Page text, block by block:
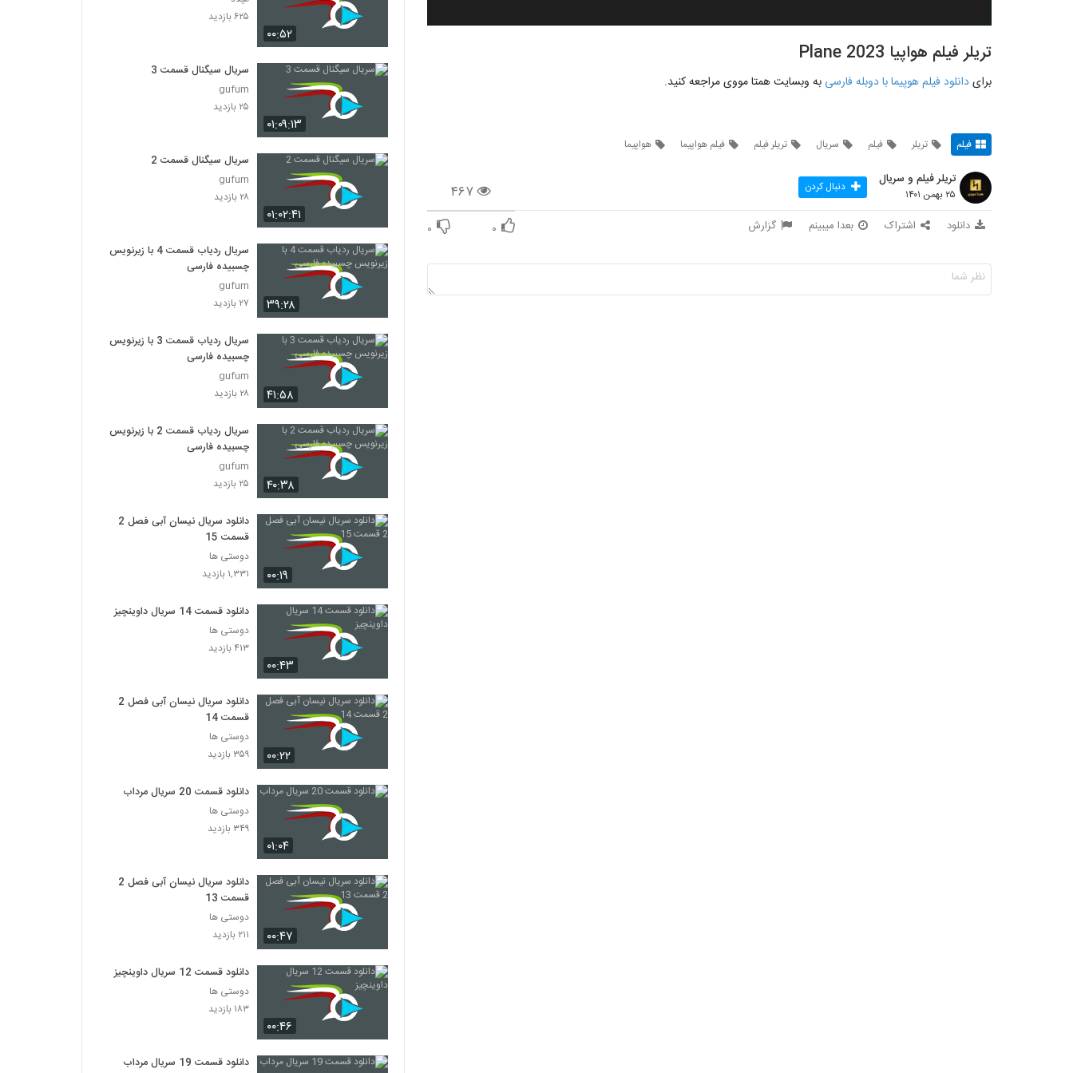
تریلر فیلم هواپیا Plane 2023
برایدانلود فیلم هوپیما با دوبله فارسی به وبسایت همتا مووی مراجعه کنید.
فیلم تریلر فیلم سریال تریلر فیلم فیلم هواپیما هواپیما
۴۶۷
تریلر فیلم و سریال
۲۵ بهمن ۱۴۰۱ دنبال کردن
دانلود اشتراک بعدا میبینم گزارش ۰ ۰
۰۰:۵۲
۶۲۵ بازدید
۰۱:۰۹:۱۳
سریال سیگنال قسمت 3
gufum
۲۵ بازدید
۰۱:۰۲:۴۱
سریال سیگنال قسمت 2
gufum
۲۸ بازدید
۳۹:۲۸
سریال ردیاب قسمت 4 با زیرنویس
چسبیده فارسی
gufum
۲۷ بازدید
۴۱:۵۸
سریال ردیاب قسمت 3 با زیرنویس
چسبیده فارسی
gufum
۲۸ بازدید
۴۰:۳۸
سریال ردیاب قسمت 2 با زیرنویس
چسبیده فارسی
gufum
۲۵ بازدید
۰۰:۱۹
دانلود سریال نیسان آبی فصل 2
قسمت 15
دوستی ها
۱,۳۳۱ بازدید
۰۰:۴۳
دانلود قسمت 14 سریال داوینچیز
دوستی ها
۴۱۳ بازدید
۰۰:۲۲
دانلود سریال نیسان آبی فصل 2
قسمت 14
دوستی ها
۳۵۹ بازدید
۰۱:۰۴
دانلود قسمت 20 سریال مرداب
دوستی ها
۳۴۹ بازدید
۰۰:۴۷
دانلود سریال نیسان آبی فصل 2
قسمت 13
دوستی ها
۲۱۱ بازدید
۰۰:۴۶
دانلود قسمت 12 سریال داوینچیز
دوستی ها
۱۸۳ بازدید
دانلود قسمت 19 سریال مرداب